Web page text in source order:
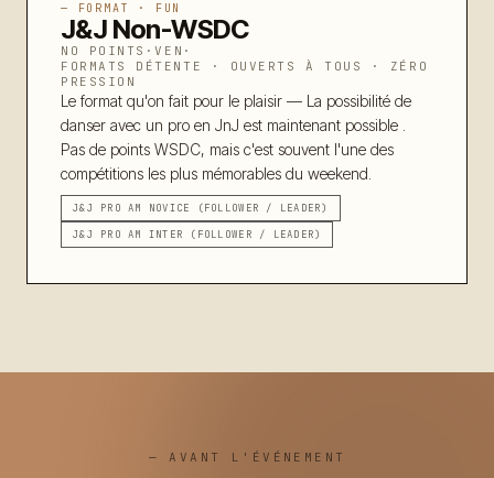
— FORMAT · FUN
J&J Non-WSDC
NO POINTS ·VEN ·
FORMATS DÉTENTE · OUVERTS À TOUS · ZÉRO
PRESSION
Le format qu'on fait pour le plaisir — La possibilité de
danser avec un pro en JnJ est maintenant possible .
Pas de points WSDC, mais c'est souvent l'une des
compétitions les plus mémorables du weekend.
J&J PRO AM NOVICE (FOLLOWER / LEADER)
J&J PRO AM INTER (FOLLOWER / LEADER)
— AVANT L'ÉVÉNEMENT